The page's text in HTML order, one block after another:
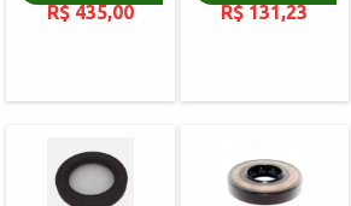
R$ 435,00 R$ 131,23